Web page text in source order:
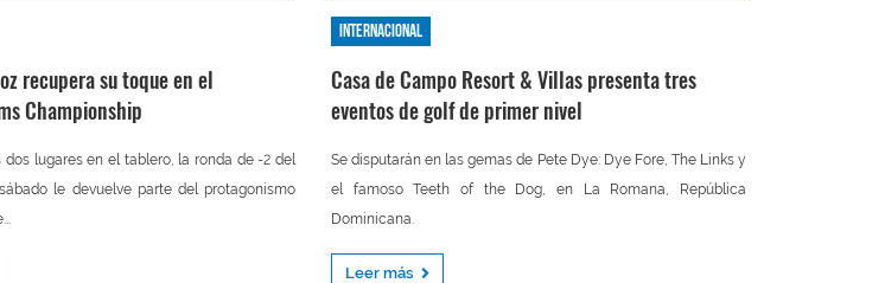
recupera su toque en el
Championship
dos lugares en el tablero, la ronda de -2 del
le devuelve parte del protagonismo
Internacional
Casa de Campo Resort & Villas presenta tres
eventos de golf de primer nivel
Se disputarán en las gemas de Pete Dye: Dye Fore, The Links y
el famoso Teeth of the Dog, en La Romana, República
Dominicana.
Leer más